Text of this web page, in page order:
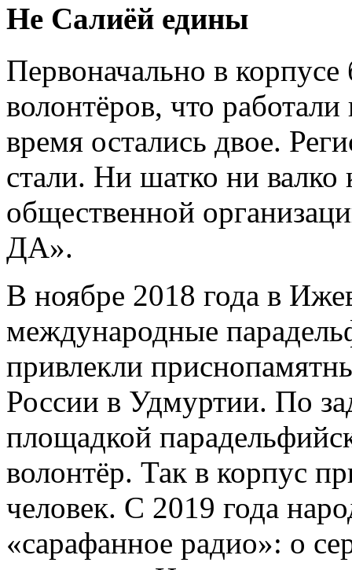
Не Салиёй едины
Первоначально в
волонтёров, что
время остались двое.
стали. Ни шатко ни валко
общественной
ДА».
В ноябре 2018 года в
международные
привлекли
России в Удмуртии. По
площадкой
волонтёр. Так в корпус
человек. С 2019 года
«сарафанное радио»: о